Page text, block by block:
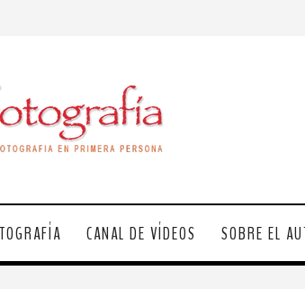
CANAL DE VÍDEOS SOBRE EL